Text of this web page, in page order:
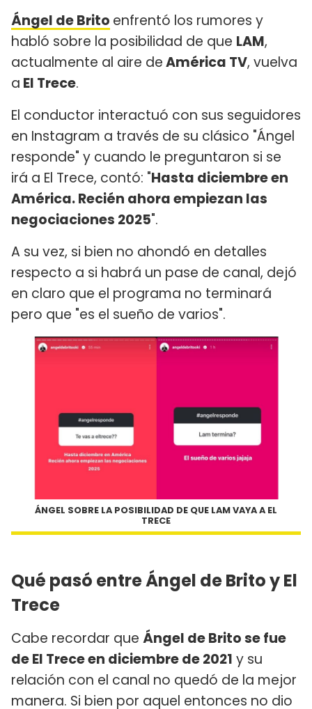
Ángel de Brito enfrentó los rumores y
habló sobre la posibilidad de que LAM,
actualmente al aire deAmérica TV, vuelva
a El Trece.
El conductor interactuó con sus seguidores
en Instagram a través de su clásico "Ángel
responde" y cuando le preguntaron si se
irá a El Trece, contó: "Hasta diciembre en
América. Recién ahora empiezan las
negociaciones 2025".
A su vez, si bien no ahondó en detalles
respecto a si habrá un pase de canal, dejó
en claro que el programa no terminará
pero que "es el sueño de varios".
ÁNGEL SOBRE LA POSIBILIDAD DE QUE LAM VAYA A EL
TRECE
Qué pasó entre Ángel de Brito y El
Trece
Cabe recordar que Ángel de Brito se fue
de El Trece en diciembre de 2021 y su
relación con el canal no quedó de la mejor
manera. Si bien por aquel entonces no dio